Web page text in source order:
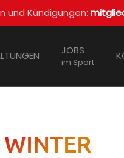
und Kündigungen:
JOBS
im Sport